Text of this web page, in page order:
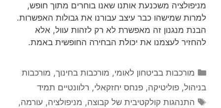
מניפולציה משכנעת אותנו שאנו בוחרים מתוך חופש,
למרות שמישהו כבר עיצב עבורנו את גבולות האפשרות.
הבנת מנגנון זה מאפשרת לא רק לזהות עוול, אלא
להחזיר לעצמנו את יכולת הבחירה החופשית באמת.
קטגוריות
מורכבות בביטחון לאומי, מורכבות בחינוך, מורכבות
בניהול, פוליטיקה, פנחס יחזקאלי, רלוונטיים תמיד
תגיות
התנהגות קולקטיבית של קבוצה, מניפולציה, עורמה,